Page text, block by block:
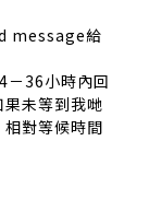
message給
－36小時內回
未等到我哋
對等候時間